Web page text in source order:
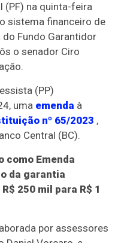
(PF) na quinta-feira
sistema financeiro de
Fundo Garantidor
o senador Ciro
(PP)
uma emenda à
nº 65/2023 ,
Central (BC).
como Emenda
da garantia
250 mil para R$ 1
por assessores